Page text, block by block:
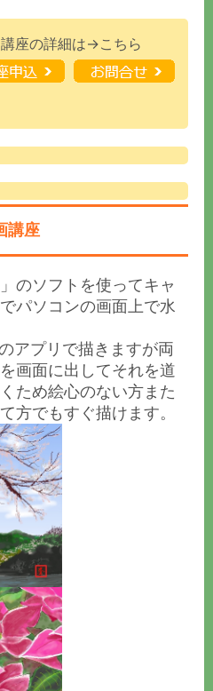
座の詳細は→こちら
講座
のソフトを使ってキャ
パソコンの画面上で水
アプリで描きますが両
画面に出してそれを道
ため絵心のない方また
方でもすぐ描けます。